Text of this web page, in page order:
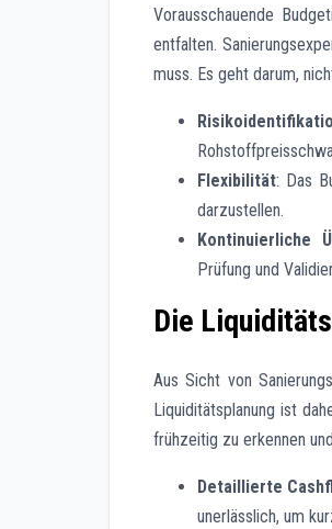
Vorausschauende
entfalten.
muss. Es geht darum,
Flexibilität: Das
darzustellen.
Kontinuierliche
Prüfung und
Die
Aus Sicht von
Liquiditätsplanung ist
frühzeitig zu erkennen
Detaillierte
unerlässlich, um